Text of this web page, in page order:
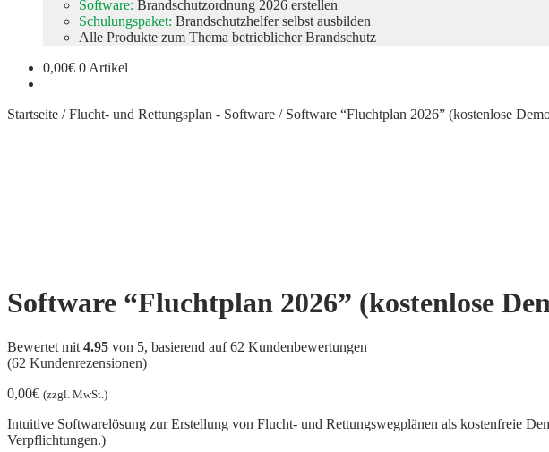
Software: Brandschutzordnung 2026 erstellen
Schulungspaket: Brandschutzhelfer selbst ausbilden
Alle Produkte zum Thema betrieblicher Brandschutz
0,00€ 0 Artikel
Startseite /Flucht- und Rettungsplan - Software / Software “Fluchtplan 2026” (kostenlose
Software “Fluchtplan 2026” (kostenlose
Bewertet mit 4.95 von 5, basierend auf62 Kundenbewertungen
(62 Kundenrezensionen)
0,00€ (zzgl. MwSt.)
Intuitive Softwarelösung zur Erstellung von Flucht- und Rettungswegplänen als kostenfreie
Verpflichtungen.)